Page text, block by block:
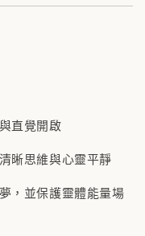
直覺開啟
晰思維與心靈平靜
，並保護靈體能量場